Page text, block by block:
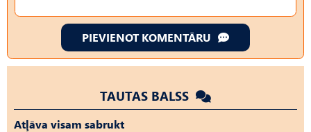
PIEVIENOT KOMENTĀRU
TAUTAS BALSS
Atļāva visam sabrukt